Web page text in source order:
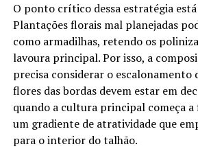
O ponto crítico dessa estratégia
Plantações florais mal planejadas
como armadilhas, retendo os
lavoura principal. Por isso, a
precisa considerar o escalonamento
flores das bordas devem estar em
quando a cultura principal começa
um gradiente de atratividade que
para o interior do talhão.